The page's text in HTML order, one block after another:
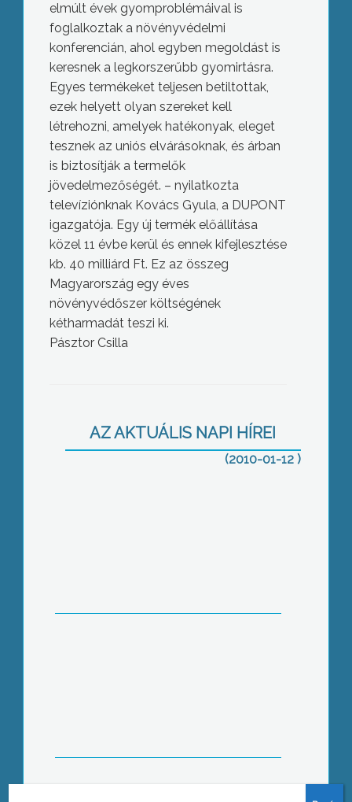
elmúlt évek gyomproblémáival is
foglalkoztak a növényvédelmi
konferencián, ahol egyben megoldást is
keresnek a legkorszerűbb gyomirtásra.
Egyes termékeket teljesen betiltottak,
ezek helyett olyan szereket kell
létrehozni, amelyek hatékonyak, eleget
tesznek az uniós elvárásoknak, és árban
is biztosítják a termelők
jövedelmezőségét. – nyilatkozta
televíziónknak Kovács Gyula, a DUPONT
igazgatója. Egy új termék előállítása
közel 11 évbe kerül és ennek kifejlesztése
kb. 40 milliárd Ft. Ez az összeg
Magyarország egy éves
növényvédőszer költségének
kétharmadát teszi ki.
Pásztor Csilla
AZ AKTUÁLIS NAPI HÍREI
(2010-01-12 )